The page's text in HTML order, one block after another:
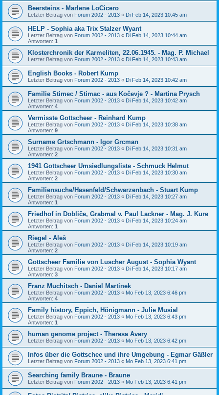
Beersteins - Marlene LoCicero
Letzter Beitrag von Forum 2002 - 2013 « Di Feb 14, 2023 10:45 am
HELP - Sophia aka Trix Stalzer Wyant
Letzter Beitrag von Forum 2002 - 2013 « Di Feb 14, 2023 10:44 am
Antworten: 1
Klosterchronik der Karmeliten, 22.06.1945. - Mag. P. Michael
Letzter Beitrag von Forum 2002 - 2013 « Di Feb 14, 2023 10:43 am
English Books - Robert Kump
Letzter Beitrag von Forum 2002 - 2013 « Di Feb 14, 2023 10:42 am
Familie Stimec / Stimac - aus Kočevje ? - Martina Prysch
Letzter Beitrag von Forum 2002 - 2013 « Di Feb 14, 2023 10:42 am
Antworten: 4
Vermisste Gottscheer - Reinhard Kump
Letzter Beitrag von Forum 2002 - 2013 « Di Feb 14, 2023 10:38 am
Antworten: 9
Surname Grtschmann - Igor Grcman
Letzter Beitrag von Forum 2002 - 2013 « Di Feb 14, 2023 10:31 am
Antworten: 2
1941 Gottscheer Umsiedlungsliste - Schmuck Helmut
Letzter Beitrag von Forum 2002 - 2013 « Di Feb 14, 2023 10:30 am
Antworten: 2
Familiensuche/Hasenfeld/Schwarzenbach - Stuart Kump
Letzter Beitrag von Forum 2002 - 2013 « Di Feb 14, 2023 10:27 am
Antworten: 1
Friedhof in Dobliče, Grabmal v. Paul Lackner - Mag. J. Kure
Letzter Beitrag von Forum 2002 - 2013 « Di Feb 14, 2023 10:24 am
Antworten: 1
Riegel - Aleš
Letzter Beitrag von Forum 2002 - 2013 « Di Feb 14, 2023 10:19 am
Antworten: 2
Gottscheer Familie von Luscher August - Sophia Wyant
Letzter Beitrag von Forum 2002 - 2013 « Di Feb 14, 2023 10:17 am
Antworten: 3
Franz Muchitsch - Daniel Martinek
Letzter Beitrag von Forum 2002 - 2013 « Mo Feb 13, 2023 6:46 pm
Antworten: 4
Family history, Eppich, Hönigmann - Julie Musial
Letzter Beitrag von Forum 2002 - 2013 « Mo Feb 13, 2023 6:43 pm
Antworten: 1
human genome project - Theresa Avery
Letzter Beitrag von Forum 2002 - 2013 « Mo Feb 13, 2023 6:42 pm
Infos über die Gottschee und ihre Umgebung - Egmar Gäßler
Letzter Beitrag von Forum 2002 - 2013 « Mo Feb 13, 2023 6:41 pm
Searching family Braune - Braune
Letzter Beitrag von Forum 2002 - 2013 « Mo Feb 13, 2023 6:41 pm